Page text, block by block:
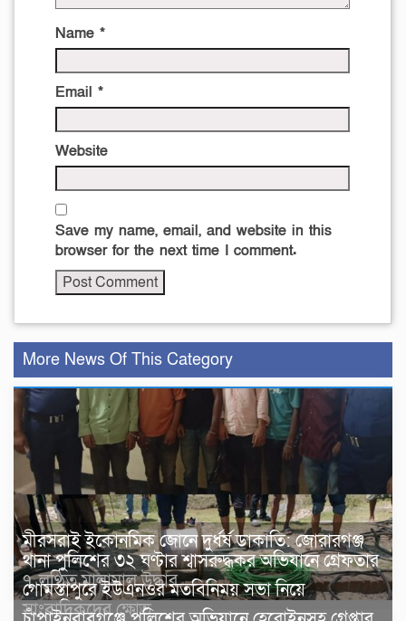
Name *
Email *
Website
Save my name, email, and website in this
browser for the next time I comment.
More News Of This Category
মীরসরাই ইকোনমিক জোনে দুর্ধর্ষ ডাকাতি: জোরারগঞ্জ
থানা পুলিশের ৩২ ঘণ্টার শ্বাসরুদ্ধকর অভিযানে গ্রেফতার
৭, লুণ্ঠিত মালামাল উদ্ধার
গোমস্তাপুরে ইউএনওর মতবিনিময় সভা নিয়ে
সাংবাদিকদের ক্ষোভ